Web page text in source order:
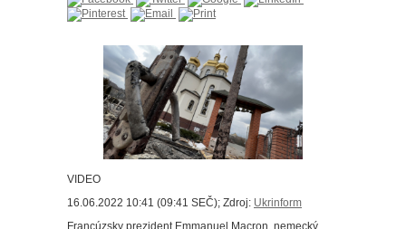
VIDEO
16.06.2022 10:41 (09:41 SEČ); Zdroj: Ukrinform
Francúzsky prezident Emmanuel Macron, nemecký